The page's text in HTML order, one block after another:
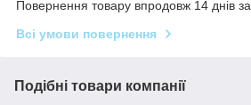
Повернення товару впродовж 14 днів
Всі умови повернення
Подібні товари компанії